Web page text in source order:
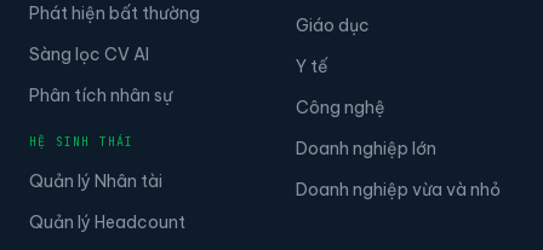
Phát hiện bất thường
Sàng lọc CV AI
Phân tích nhân sự
HỆ SINH THÁI
Quản lý Nhân tài
Quản lý Headcount
Giáo dục
Y tế
Công nghệ
Doanh nghiệp lớn
Doanh nghiệp vừa và nhỏ